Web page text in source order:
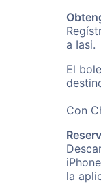
a Iasi.
El
Con
la